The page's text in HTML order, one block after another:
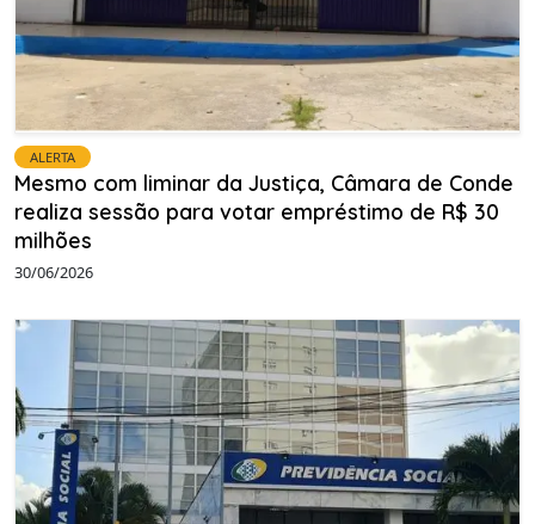
ALERTA
Mesmo com liminar da Justiça, Câmara de Conde
realiza sessão para votar empréstimo de R$ 30
milhões
30/06/2026